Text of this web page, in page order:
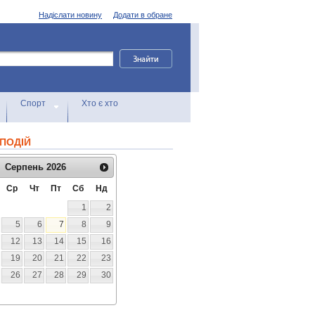
Додати в обране
Надіслати новину
Спорт Хто є хто
Серпень 2026
Ср Чт Пт Сб
Нд
1
2
5 6 7 8
9
12 13 14 15
16
19 20 21 22
23
26 27 28 29
30